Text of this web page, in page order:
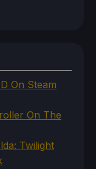
On Steam
On The
Twilight